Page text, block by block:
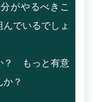
がやるべきこ
でいるでしょ
？ もっと有意
？